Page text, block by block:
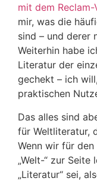
mit dem
mir, was die
sind – und derer
Weiterhin habe
Literatur der
gechekt – ich
praktischen
Das alles sind
für Weltliteratur,
Wenn wir für
„Welt-“ zur
„Literatur“ sei,